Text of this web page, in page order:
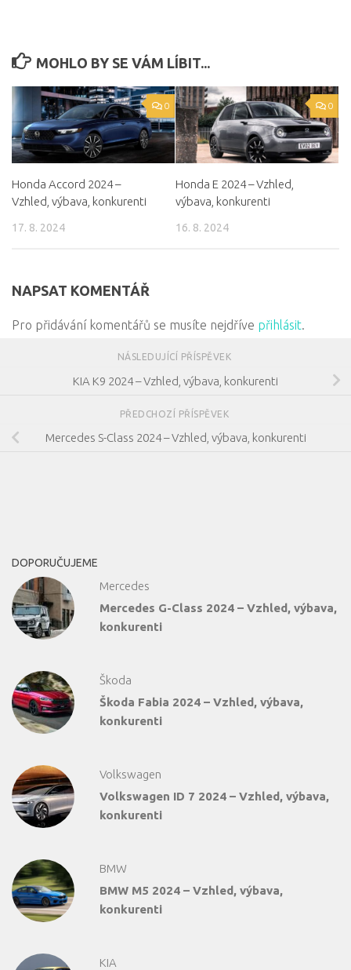
MOHLO BY SE VÁM LÍBIT...
0
Honda Accord 2024 –
Vzhled, výbava, konkurenti
17. 8. 2024
0
Honda E 2024 – Vzhled,
výbava, konkurenti
16. 8. 2024
NAPSAT KOMENTÁŘ
Pro přidávání komentářů se musíte nejdříve přihlásit.
NÁSLEDUJÍCÍ PŘÍSPĚVEK
KIA K9 2024 – Vzhled, výbava, konkurenti
PŘEDCHOZÍ PŘÍSPĚVEK
Mercedes S-Class 2024 – Vzhled, výbava, konkurenti
DOPORUČUJEME
Mercedes
Mercedes G-Class 2024 – Vzhled, výbava,
konkurenti
Škoda
Škoda Fabia 2024 – Vzhled, výbava,
konkurenti
Volkswagen
Volkswagen ID 7 2024 – Vzhled, výbava,
konkurenti
BMW
BMW M5 2024 – Vzhled, výbava,
konkurenti
KIA